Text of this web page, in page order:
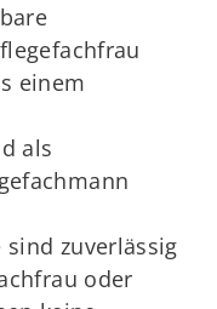
einem
als
sind zuverlässig
oder